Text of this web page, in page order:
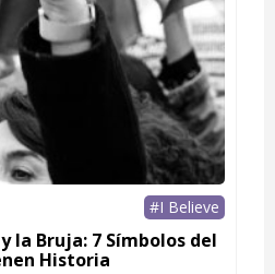
#I Believe
la Bruja: 7 Símbolos del
Historia